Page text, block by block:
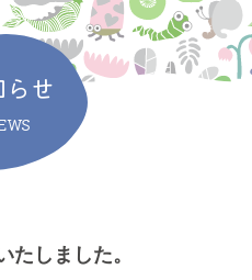
せ
たしました。